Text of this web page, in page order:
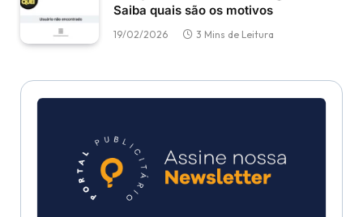
Saiba quais são os motivos
19/02/2026 3 Mins de Leitura